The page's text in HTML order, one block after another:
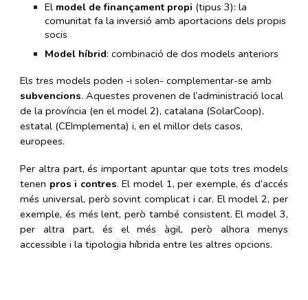
El model de finançament propi (tipus 3): la
comunitat fa la inversió amb aportacions dels propis
socis
Model híbrid: combinació de dos models anteriors
Els tres models poden -i solen- complementar-se amb
subvencions. Aquestes provenen de l’administració local
de la província (en el model 2), catalana (SolarCoop),
estatal (CEImplementa) i, en el millor dels casos,
europees.
Per altra part, és important apuntar que tots tres models
tenen pros i contres. El model 1, per exemple, és d’accés
més universal, però sovint complicat i car. El model 2, per
exemple, és més lent, però també consistent. El model 3,
per altra part, és el més àgil, però alhora menys
accessible i la tipologia híbrida entre les altres opcions.